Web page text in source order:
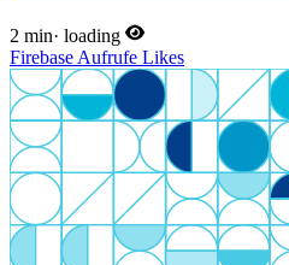
2 min· loading
Firebase Aufrufe Likes